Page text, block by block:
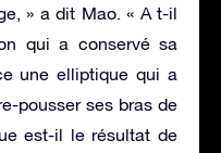
» a dit Mao. « A t-il
qui a conservé sa
une elliptique qui a
pousser ses bras de
est-il le résultat de